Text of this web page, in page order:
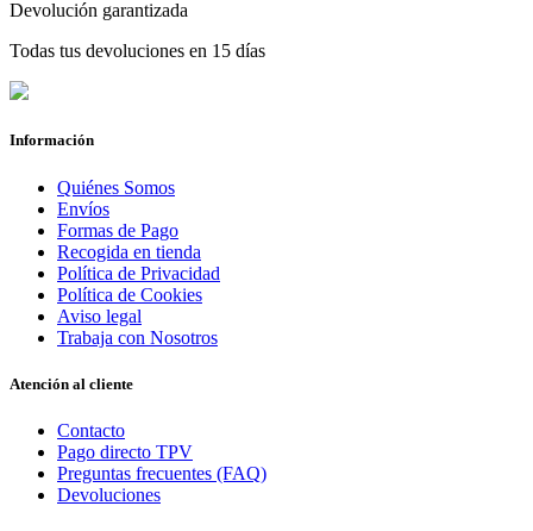
Devolución garantizada
Todas tus devoluciones en 15 días
Información
Quiénes Somos
Envíos
Formas de Pago
Recogida en tienda
Política de Privacidad
Política de Cookies
Aviso legal
Trabaja con Nosotros
Atención al cliente
Contacto
Pago directo TPV
Preguntas frecuentes (FAQ)
Devoluciones